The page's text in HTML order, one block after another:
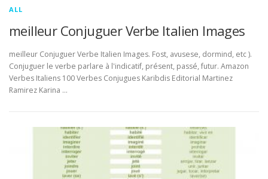
ALL
meilleur Conjuguer Verbe Italien Images
meilleur Conjuguer Verbe Italien Images. Fost, avusese, dormind, etc ).
Conjuguer le verbe parlare à l'indicatif, présent, passé, futur. Amazon
Verbes Italiens 100 Verbes Conjugues Karibdis Editorial Martinez
Ramirez Karina …